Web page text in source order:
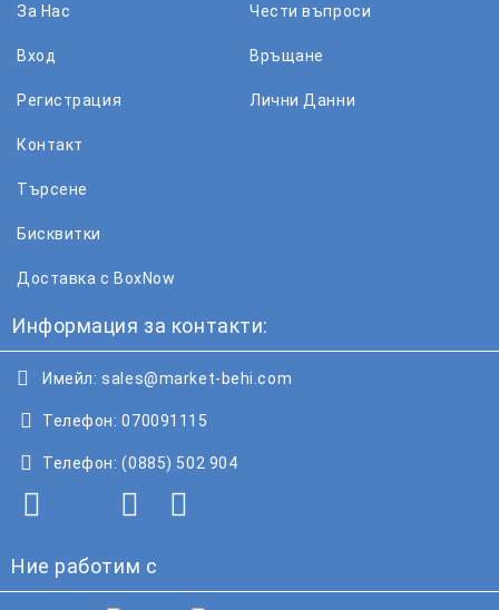
За Нас
Вход
Регистрация
Чести въпроси
Връщане
Лични Данни
Контакт
Търсене
Бисквитки
Доставка с BoxNow
Информация за контакти:
Имейл: sales@market-behi.com
Телефон: 070091115
Телефон: (0885) 502 904
Ние работим с